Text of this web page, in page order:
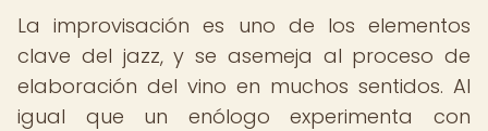
La improvisación es uno de los elementos
clave del jazz, y se asemeja al proceso de
elaboración del vino en muchos sentidos. Al
igual que un enólogo experimenta con